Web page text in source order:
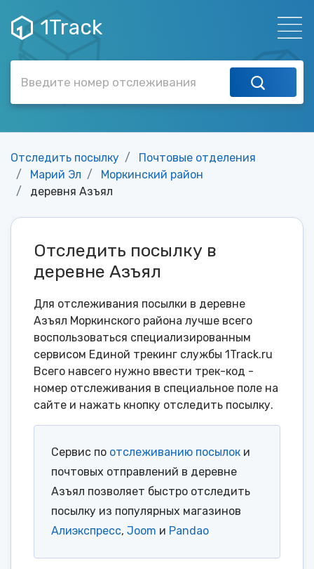
1Track
Отследить посылку
Почтовые отделения
Марий Эл
Моркинский район
деревня Азъял
Отследить посылку в
деревне Азъял
Для отслеживания посылки в деревне
Азъял Моркинского района лучше всего
воспользоваться специализированным
сервисом Единой трекинг службы 1Track.ru
Всего навсего нужно ввести трек-код -
номер отслеживания в специальное поле на
сайте и нажать кнопку отследить посылку.
Сервис по отслеживанию посылок и
почтовых отправлений в деревне
Азъял позволяет быстро отследить
посылку из популярных магазинов
Алиэкспресс, Joom и Pandao